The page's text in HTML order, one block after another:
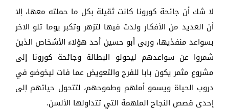
لا شك أن جائحة كورونا كانت ثقيلة بكل ما حملته معها، إلا
أن العديد من الأفكار ولدت فيها لتزهر وتكبر يوما تلو الاخر
بسواعد منفذيها، وربى أبو حسين أحد هؤلاء الأشخاص الذين
شمروا عن سواعدهم ليحولو البطالة وجائحة كورونا إلى
مشروع مثمر يكون بابا للفرج والتعويض عما فات ليخوضو في
دروب الحياة ويسمو أملهم وطموحهم، لتتحول حياتهم إلى
إحدى قصص النجاح الملهمة التي تتداولها الألسن.